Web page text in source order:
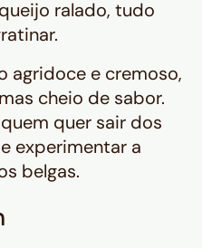
ralado, tudo
agridoce e cremoso,
cheio de sabor.
quer sair dos
experimentar a
belgas.